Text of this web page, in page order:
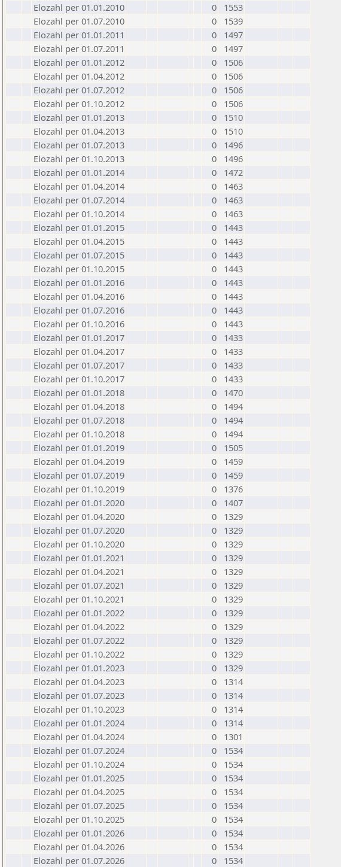
Elozahl per 01.01.2010
0
1553
Elozahl per 01.07.2010
0
1539
Elozahl per 01.01.2011
0
1497
Elozahl per 01.07.2011
0
1497
Elozahl per 01.01.2012
0
1506
Elozahl per 01.04.2012
0
1506
Elozahl per 01.07.2012
0
1506
Elozahl per 01.10.2012
0
1506
Elozahl per 01.01.2013
0
1510
Elozahl per 01.04.2013
0
1510
Elozahl per 01.07.2013
0
1496
Elozahl per 01.10.2013
0
1496
Elozahl per 01.01.2014
0
1472
Elozahl per 01.04.2014
0
1463
Elozahl per 01.07.2014
0
1463
Elozahl per 01.10.2014
0
1463
Elozahl per 01.01.2015
0
1443
Elozahl per 01.04.2015
0
1443
Elozahl per 01.07.2015
0
1443
Elozahl per 01.10.2015
0
1443
Elozahl per 01.01.2016
0
1443
Elozahl per 01.04.2016
0
1443
Elozahl per 01.07.2016
0
1443
Elozahl per 01.10.2016
0
1443
Elozahl per 01.01.2017
0
1433
Elozahl per 01.04.2017
0
1433
Elozahl per 01.07.2017
0
1433
Elozahl per 01.10.2017
0
1433
Elozahl per 01.01.2018
0
1470
Elozahl per 01.04.2018
0
1494
Elozahl per 01.07.2018
0
1494
Elozahl per 01.10.2018
0
1494
Elozahl per 01.01.2019
0
1505
Elozahl per 01.04.2019
0
1459
Elozahl per 01.07.2019
0
1459
Elozahl per 01.10.2019
0
1376
Elozahl per 01.01.2020
0
1407
Elozahl per 01.04.2020
0
1329
Elozahl per 01.07.2020
0
1329
Elozahl per 01.10.2020
0
1329
Elozahl per 01.01.2021
0
1329
Elozahl per 01.04.2021
0
1329
Elozahl per 01.07.2021
0
1329
Elozahl per 01.10.2021
0
1329
Elozahl per 01.01.2022
0
1329
Elozahl per 01.04.2022
0
1329
Elozahl per 01.07.2022
0
1329
Elozahl per 01.10.2022
0
1329
Elozahl per 01.01.2023
0
1329
Elozahl per 01.04.2023
0
1314
Elozahl per 01.07.2023
0
1314
Elozahl per 01.10.2023
0
1314
Elozahl per 01.01.2024
0
1314
Elozahl per 01.04.2024
0
1301
Elozahl per 01.07.2024
0
1534
Elozahl per 01.10.2024
0
1534
Elozahl per 01.01.2025
0
1534
Elozahl per 01.04.2025
0
1534
Elozahl per 01.07.2025
0
1534
Elozahl per 01.10.2025
0
1534
Elozahl per 01.01.2026
0
1534
Elozahl per 01.04.2026
0
1534
Elozahl per 01.07.2026
0 1534